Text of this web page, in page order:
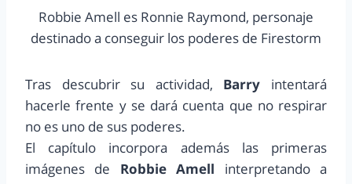
Robbie Amell es Ronnie Raymond, personaje
destinado a conseguir los poderes de Firestorm
Tras descubrir su actividad, Barry intentará
hacerle frente y se dará cuenta que no respirar
no es uno de sus poderes.
El capítulo incorpora además las primeras
imágenes de Robbie Amell interpretando a